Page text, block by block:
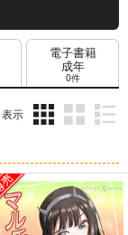
電子書籍
成年
0件
表示
ム
表
示
ム
表
示
ム
表
示